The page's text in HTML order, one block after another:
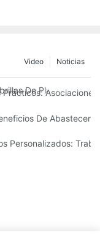
Noticias
Video
De Playa
Prácticos:
Para Exteriores
De
De Sillones De
Personalizados: